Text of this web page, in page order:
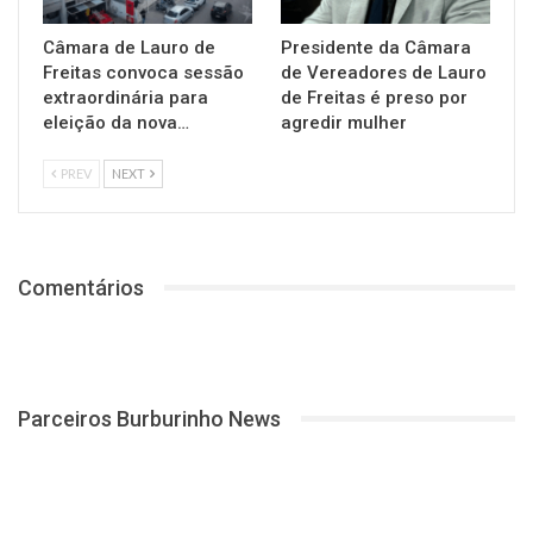
Câmara de Lauro de
Freitas convoca sessão
extraordinária para
eleição da nova…
Presidente da Câmara
de Vereadores de Lauro
de Freitas é preso por
agredir mulher
PREV NEXT
Comentários
Parceiros Burburinho News